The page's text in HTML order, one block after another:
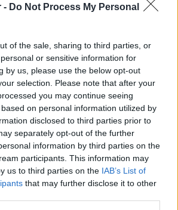
- Do Not Process My Personal
of the sale, sharing to third parties, or
or sensitive information for
by us, please use the below opt-out
selection. Please note that after your
you may continue seeing
on personal information utilized by
disclosed to third parties prior to
separately opt-out of the further
information by third parties on the
participants. This information may
us to third parties on the IAB’s List of
that may further disclose it to other
NOVIBET
ALLWYN
εδώ
1
14
10
2
21
13
3
21
27
4
14
κανονικης διαρκειας
% Εντός Πεδιάς